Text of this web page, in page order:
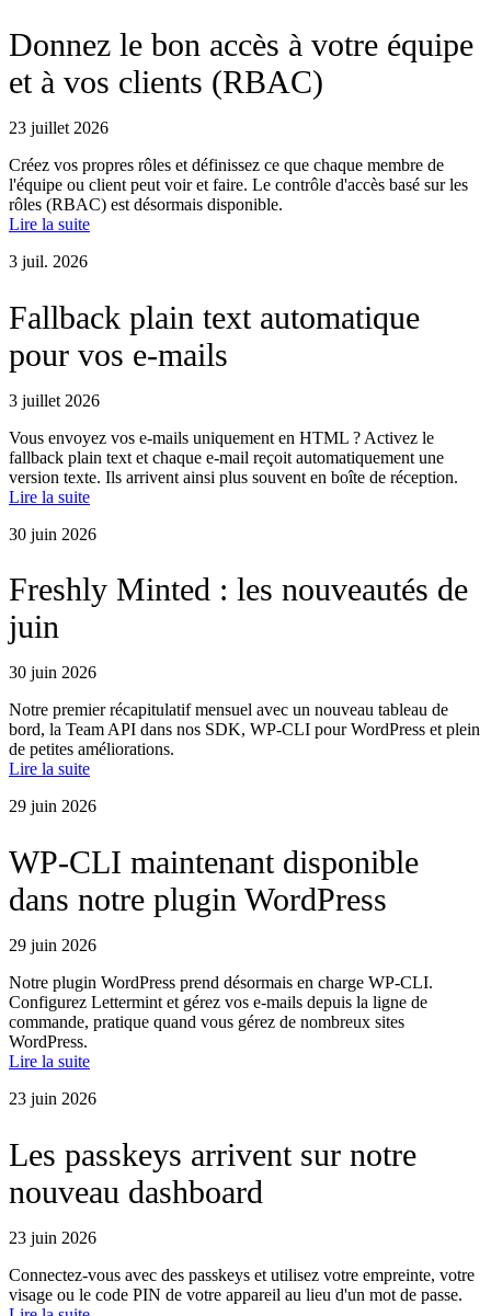
Donnez le bon accès à votre équipe
et à vos clients (RBAC)
23 juillet 2026
Créez vos propres rôles et définissez ce que chaque membre de
l'équipe ou client peut voir et faire. Le contrôle d'accès basé sur les
rôles (RBAC) est désormais disponible.
Lire la suite
3 juil. 2026
Fallback plain text automatique
pour vos e-mails
3 juillet 2026
Vous envoyez vos e-mails uniquement en HTML ? Activez le
fallback plain text et chaque e-mail reçoit automatiquement une
version texte. Ils arrivent ainsi plus souvent en boîte de réception.
Lire la suite
30 juin 2026
Freshly Minted : les nouveautés de
juin
30 juin 2026
Notre premier récapitulatif mensuel avec un nouveau tableau de
bord, la Team API dans nos SDK, WP-CLI pour WordPress et plein
de petites améliorations.
Lire la suite
29 juin 2026
WP-CLI maintenant disponible
dans notre plugin WordPress
29 juin 2026
Notre plugin WordPress prend désormais en charge WP-CLI.
Configurez Lettermint et gérez vos e-mails depuis la ligne de
commande, pratique quand vous gérez de nombreux sites
WordPress.
Lire la suite
23 juin 2026
Les passkeys arrivent sur notre
nouveau dashboard
23 juin 2026
Connectez-vous avec des passkeys et utilisez votre empreinte, votre
visage ou le code PIN de votre appareil au lieu d'un mot de passe.